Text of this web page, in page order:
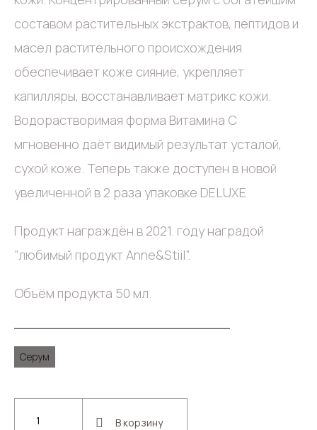
составом растительных экстрактов, пептидов и
масел растительного происхождения
обеспечивает коже сияние, укрепляет
капилляры, восстанавливает матрикс кожи.
Водорастворимая форма Витамина С
мгновенно даёт видимый результат усталой,
сухой коже. Теперь также доступен в новой
увеличенной в 2 раза упаковке DELUXE
Продукт награждён в 2021. году наградой
“любимый продукт Anne&Stiil”.
Объём продукта 50 мл.
Серум
В корзину